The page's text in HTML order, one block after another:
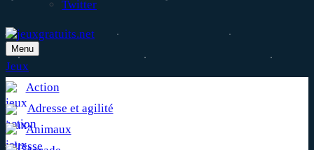
Twitter
Menu
Jeux
Action
Adresse et agilité
Animaux